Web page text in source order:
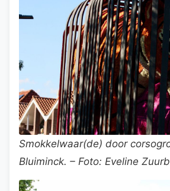
Smokkelwaar(de) door
Bluiminck. – Foto: Eveline